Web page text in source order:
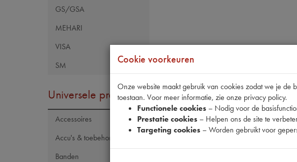
GS/GSA
MEHARI
VISA
SM
Universele producten
Accessoires
Accu's & toebehoren
Banden
Specificaties Omschrijving
Eigenschappen
Cookie voorkeuren
Onze website maakt gebruik van cookies zodat we je de
toestaan. Voor meer informatie, zie onze privacy policy.
Functionele cookies – Nodig voor de
Prestatie cookies – Helpen ons de site te
Targeting cookies – Worden gebruikt voor